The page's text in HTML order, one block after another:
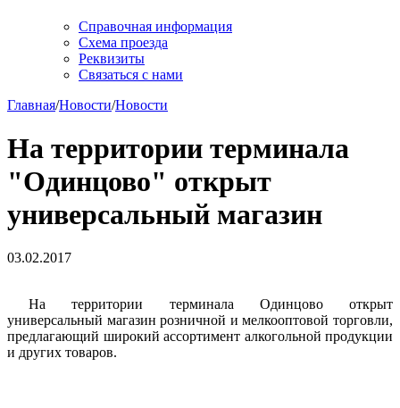
Справочная информация
Схема проезда
Реквизиты
Связаться с нами
Главная/Новости/Новости
На территории терминала
"Одинцово" открыт
универсальный магазин
03.02.2017
На территории терминала Одинцово открыт
универсальный магазин розничной и мелкооптовой торговли,
предлагающий широкий ассортимент алкогольной продукции
и других товаров.